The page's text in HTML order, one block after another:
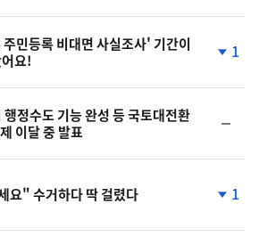
민등록 비대면 사실조사' 기간이
요!
1
행정수도 기능 완성 등 국토대전환
이달 중 발표
일
요" 수거하다 딱 걸렸다 1